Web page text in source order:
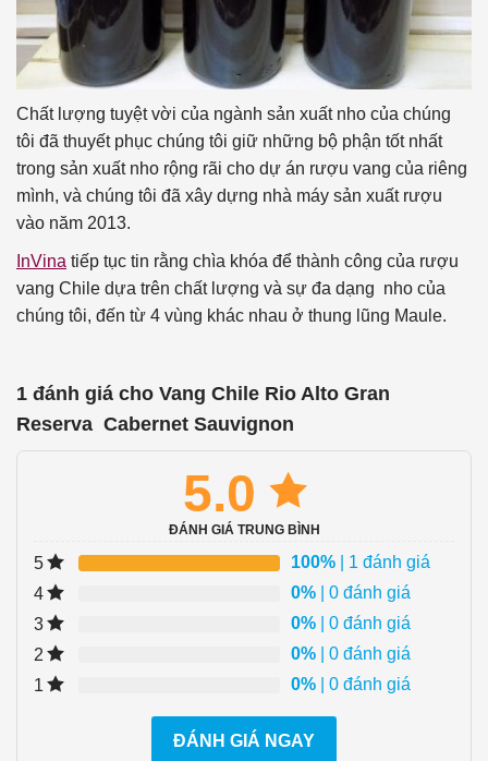
Chất lượng tuyệt vời của ngành sản xuất nho của chúng
tôi đã thuyết phục chúng tôi giữ những bộ phận tốt nhất
trong sản xuất nho rộng rãi cho dự án rượu vang của riêng
mình, và chúng tôi đã xây dựng nhà máy sản xuất rượu
vào năm 2013.
InVina tiếp tục tin rằng chìa khóa để thành công của rượu
vang Chile dựa trên chất lượng và sự đa dạng nho của
chúng tôi, đến từ 4 vùng khác nhau ở thung lũng Maule.
1 đánh giá cho Vang Chile Rio Alto Gran
Reserva Cabernet Sauvignon
5.0
ĐÁNH GIÁ TRUNG BÌNH
5 100% | 1 đánh giá
4
0% | 0 đánh giá
3
0% | 0 đánh giá
2
0% | 0 đánh giá
1
0% | 0 đánh giá
ĐÁNH GIÁ NGAY